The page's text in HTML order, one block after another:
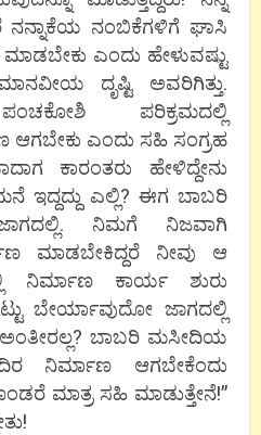
ನನ್ನಾಕೆಯ ನಂಬಿಕೆಗಳಿಗೆ ಘಾಸಿ
ಎಂದು ಹೇಳುವಷ್ಟು
ದೃಷ್ಟಿ ಅವರಿಗಿತ್ತು.
ಪರಿಕ್ರಮದಲ್ಲಿ
ಎಂದು ಸಹಿ ಸಂಗ್ರಹ
ಕಾರಂತರು ಹೇಳಿದ್ದೇನು
ಇದ್ದದ್ದು ಎಲ್ಲಿ? ಈಗ ಬಾಬರಿ
ನಿಮಗೆ ನಿಜವಾಗಿ
ಮಾಡಬೇಕಿದ್ದರೆ ನೀವು ಆ
ನಿರ್ಮಾಣ ಕಾರ್ಯ ಶುರು
ಬೇರ್ಯಾವುದೋ ಜಾಗದಲ್ಲಿ
ಅಂತೀರಲ್ಲ? ಬಾಬರಿ ಮಸೀದಿಯ
ನಿರ್ಮಾಣ ಆಗಬೇಕೆಂದು
ಮಾತ್ರ ಸಹಿ ಮಾಡುತ್ತೇನೆ!”